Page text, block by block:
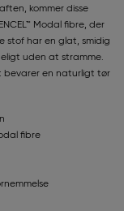
kommer disse
Modal fibre, der
stof har en glat, smidig
uden at stramme.
bevarer en naturligt tør
fibre